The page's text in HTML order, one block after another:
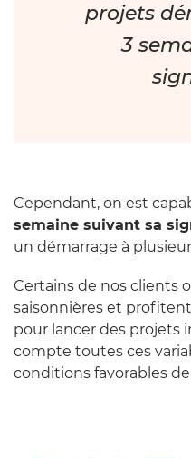
projets
3
Cependant, on est
semaine suivant sa
un démarrage à
Certains de nos clients
saisonnières et
pour lancer des projets
compte toutes ces
conditions favorables